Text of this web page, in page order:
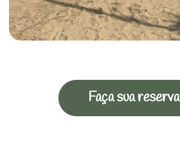
Faça sua reserva